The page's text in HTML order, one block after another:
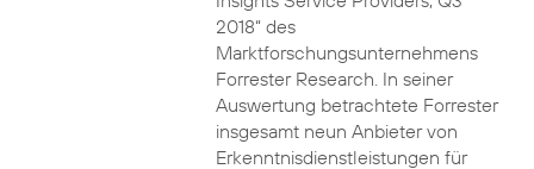
2018“ des
Marktforschungsunternehmens
Forrester Research. In seiner
Auswertung betrachtete Forrester
insgesamt neun Anbieter von
Erkenntnisdienstleistungen für